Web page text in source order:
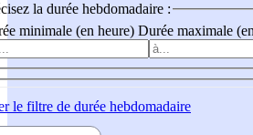
la durée hebdomadaire :
minimale (en heure) Durée maximale
le filtre de durée hebdomadaire